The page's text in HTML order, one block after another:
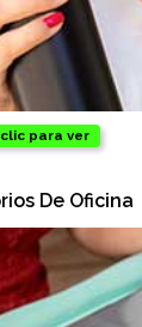
para ver
De Oficina